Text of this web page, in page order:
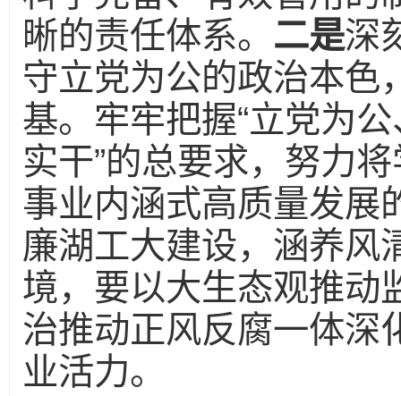
晰的责任体系。 二是深
守立党为公的政治本色
基。牢牢把握“立党为
实干”的总要求，努力
事业内涵式高质量发展
廉湖工大建设，涵养风
境，要以大生态观推动
治推动正风反腐一体深
业活力。